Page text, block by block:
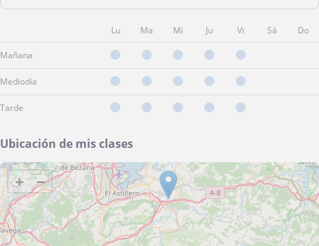
Lu Ma Mi Ju Vi Sá Do
Mañana
Mediodía
Tarde
Ubicación de mis clases
+ −